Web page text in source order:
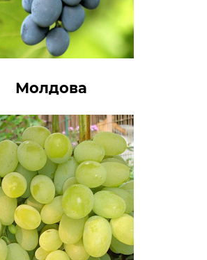
Молдова